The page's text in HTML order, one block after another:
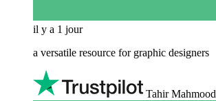
il y a 1 jour
a versatile resource for graphic designers
Tahir Mahmood